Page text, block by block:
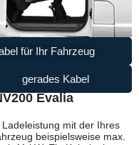
für Ihr Fahrzeug
gerades Kabel
Evalia
mit der Ihres
beispielsweise max.